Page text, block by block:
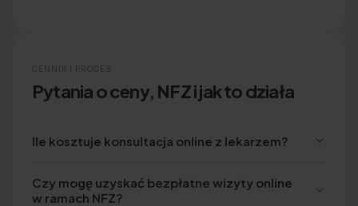
CENNIK I PROCES
Pytania o ceny, NFZ i jak to działa
Ile kosztuje konsultacja online z lekarzem?
Czy mogę uzyskać bezpłatne wizyty online
w ramach NFZ?